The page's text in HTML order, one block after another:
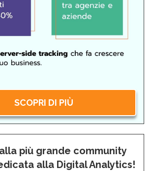
SCOPRI DI PIÙ
più grande community
alla Digital Analytics!